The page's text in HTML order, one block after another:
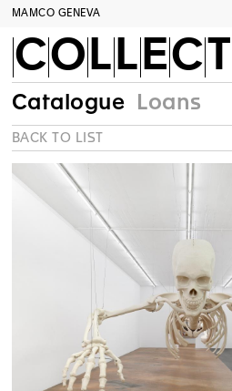
MAMCO GENEVA
Catalogue Loans
BACK TO LIST